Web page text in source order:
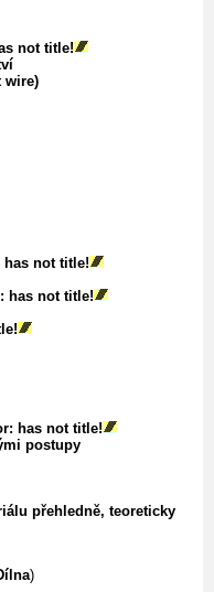
not title!
wire)
has not title!
has not title!
has not title!
postupy
přehledně, teoreticky
)